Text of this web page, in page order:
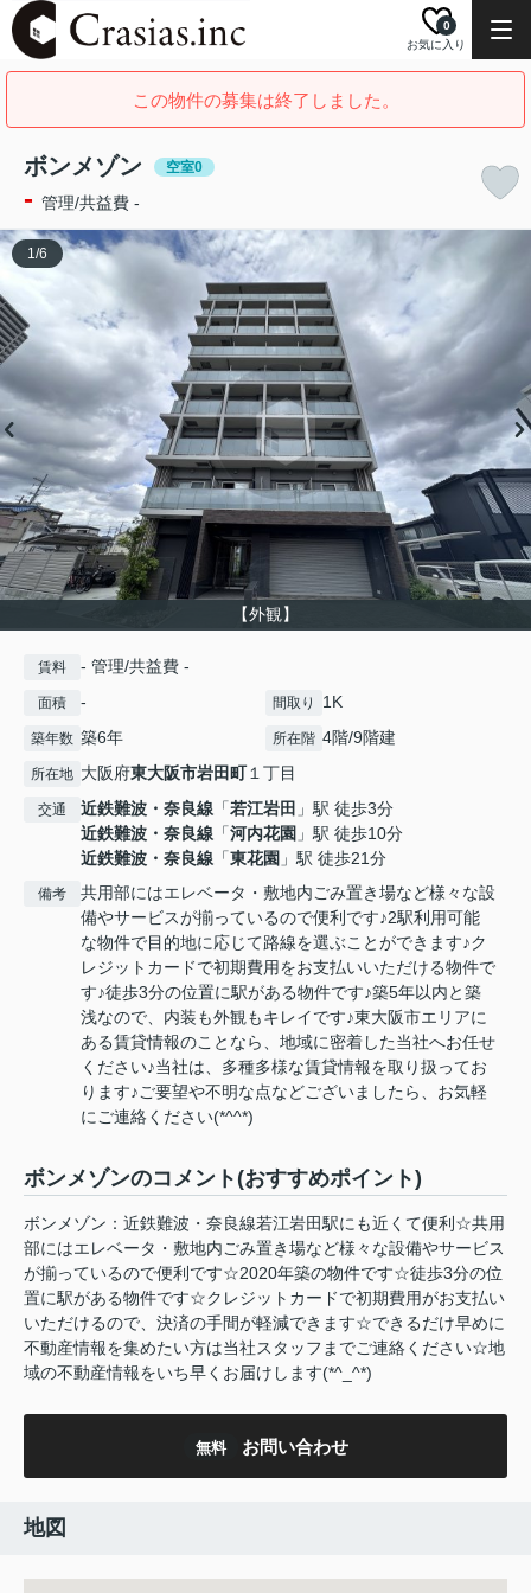
お気に入り
0
この物件の募集は終了しました。
ボンメゾン 空室0
- 管理/共益費 -
【外観】
1/6
賃料 - 管理/共益費 -
面積 - 間取り 1K
築年数 築6年 所在階 4階/9階建
所在地 大阪府東大阪市岩田町１丁目
交通 近鉄難波・奈良線 「若江岩田 」駅 徒歩3分
近鉄難波・奈良線 「河内花園 」駅 徒歩10分
近鉄難波・奈良線 「東花園 」駅 徒歩21分
備考
共用部にはエレベータ・敷地内ごみ置き場など様々な設
備やサービスが揃っているので便利です♪2駅利用可能
な物件で目的地に応じて路線を選ぶことができます♪ク
レジットカードで初期費用をお支払いいただける物件で
す♪徒歩3分の位置に駅がある物件です♪築5年以内と築
浅なので、内装も外観もキレイです♪東大阪市エリアに
ある賃貸情報のことなら、地域に密着した当社へお任せ
ください♪当社は、多種多様な賃貸情報を取り扱ってお
ります♪ご要望や不明な点などございましたら、お気軽
にご連絡ください(*^^*)
ボンメゾンのコメント(おすすめポイント)
ボンメゾン：近鉄難波・奈良線若江岩田駅にも近くて便利☆共用
部にはエレベータ・敷地内ごみ置き場など様々な設備やサービス
が揃っているので便利です☆2020年築の物件です☆徒歩3分の位
置に駅がある物件です☆クレジットカードで初期費用がお支払い
いただけるので、決済の手間が軽減できます☆できるだけ早めに
不動産情報を集めたい方は当社スタッフまでご連絡ください☆地
域の不動産情報をいち早くお届けします(*^_^*)
無料 お問い合わせ
地図